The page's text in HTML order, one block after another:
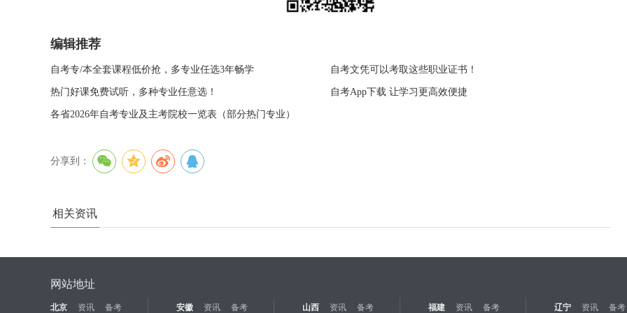
编辑推荐
自考专/本全套课程低价抢，多专业任选3年畅学 自考文凭可以考取这些职业证书！
热门好课免费试听，多种专业任意选！ 自考App下载 让学习更高效便捷
各省2026年自考专业及主考院校一览表（部分热门专业）
分享到：
相关资讯
网站地址
北京 资讯 备考 安徽 资讯 备考 山西 资讯 备考 福建 资讯 备考 辽宁 资讯 备考